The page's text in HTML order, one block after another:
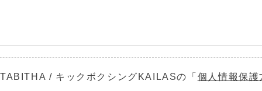
/ キックボクシングKAILASの 「個人情報保護